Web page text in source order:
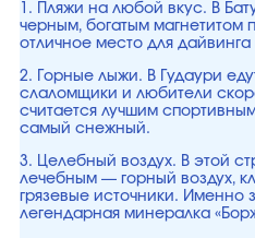
1. Пляжи на любой вкус. В
черным, богатым магнетитом
отличное место для дайвинга
2. Горные лыжи. В Гудаури
слаломщики и любители
считается лучшим
самый снежный.
3. Целебный воздух. В этой
лечебным — горный воздух,
грязевые источники. Именно
легендарная минералка